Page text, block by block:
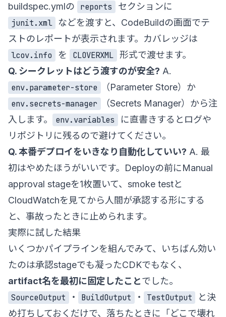
buildspec.ymlの
reports
セクションに
junit.xml
などを渡すと、CodeBuildの画面でテ
ストのレポートが表示されます。カバレッジは
lcov.info
を CLOVERXML 形式で渡せます。
Q. シークレットはどう渡すのが安全? A.
env.parameter-store
（Parameter Store）か
env.secrets-manager
（Secrets Manager）から注
入します。
env.variables
に直書きするとログや
リポジトリに残るので避けてください。
Q. 本番デプロイをいきなり自動化していい? A. 最
初はやめたほうがいいです。Deployの前にManual
approval stageを1枚置いて、smoke testと
CloudWatchを見てから人間が承認する形にする
と、事故ったときに止められます。
実際に試した結果
いくつかパイプラインを組んでみて、いちばん効い
たのは承認stageでも凝ったCDKでもなく、
artifact名を最初に固定したことでした。
SourceOutput
・ BuildOutput ・ TestOutput
と決
め打ちしておくだけで、落ちたときに「どこで壊れ